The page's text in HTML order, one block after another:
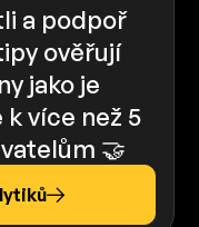
a podpoř
ověřují
jako je
k více než 5
🤝